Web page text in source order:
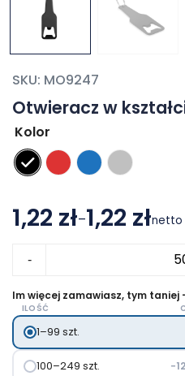
Otwieracz w
SKU: MO9247
Kolor
1,22 zł–1,22 zł
cen:
1.22 zł
do
1.67 zł
netto
-
w
kształcie
butelki
BOTELIA
Im więcej zamawiasz, tym
ILOŚĆ
1–99 szt.
100–249 szt.